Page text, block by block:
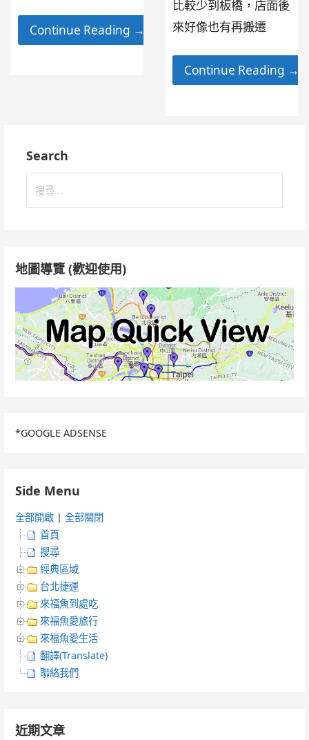
比較少到板橋，店面後
來好像也有再搬遷
Continue Reading →
Continue Reading →
Search
地圖導覽 (歡迎使用)
*GOOGLE ADSENSE
Side Menu
全部開啟 |全部關閉
首頁
搜尋
經典區域
台北捷運
來福魚到處吃
來福魚愛旅行
來福魚愛生活
翻譯(Translate)
聯絡我們
近期文章